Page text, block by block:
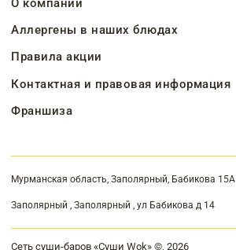
О компании
Аллергены в наших блюдах
Правила акции
Контактная и правовая информация
Франшиза
Мурманская область, Заполярный, Бабикова 15А
Заполярный , Заполярный , ул Бабикова д 14
Сеть суши-баров «Суши Wok» ©, 2026